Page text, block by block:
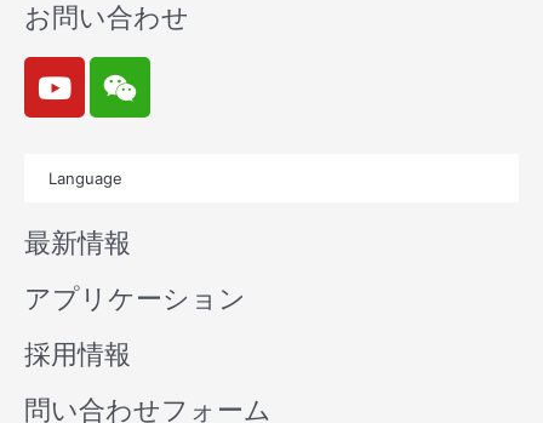
お問い合わせ
Y
o
u
b
e
W
e
i
n
Language
最新情報
アプリケーション
採用情報
問い合わせフォーム